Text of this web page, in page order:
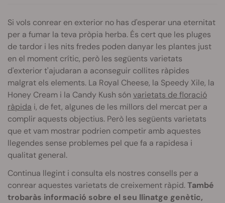
Si vols conrear en exterior no has d'esperar una eternitat
per a fumar la teva pròpia herba. És cert que les pluges
de tardor i les nits fredes poden danyar les plantes just
en el moment crític, però les següents varietats
d'exterior t'ajudaran a aconseguir collites ràpides
malgrat els elements. La Royal Cheese, la Speedy Xile, la
Honey Cream i la Candy Kush són varietats de floració
ràpida i, de fet, algunes de les millors del mercat per a
complir aquests objectius. Però les següents varietats
que et vam mostrar podrien competir amb aquestes
llegendes sense problemes pel que fa a rapidesa i
qualitat general.
Continua llegint i consulta els nostres consells per a
conrear aquestes varietats de creixement ràpid.També
trobaràs informació sobre el seu llinatge genètic,